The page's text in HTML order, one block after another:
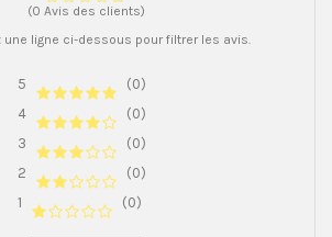
(0 Avis des clients)
une ligne ci-dessous pour filtrer les avis.
5
(0)
4
(0)
3
(0)
2
(0)
1
(0)